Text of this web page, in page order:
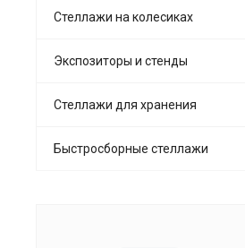
Cтеллажи на колесиках
Экспозиторы и стенды
Стеллажи для хранения
Быстросборные стеллажи